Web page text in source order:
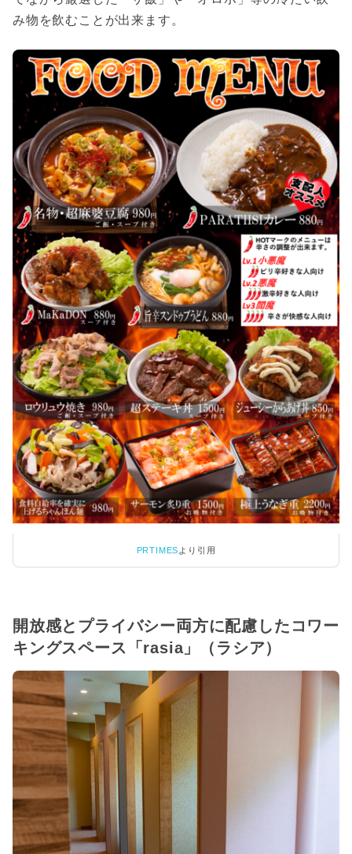
み物を飲むことが出来ます。
PRTIMESより引用
開放感とプライバシー両方に配慮したコワー
キングスペース「rasia」（ラシア）